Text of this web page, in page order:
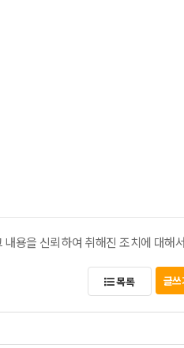
용을 신뢰하여 취해진 조치에 대해
목록 글쓰